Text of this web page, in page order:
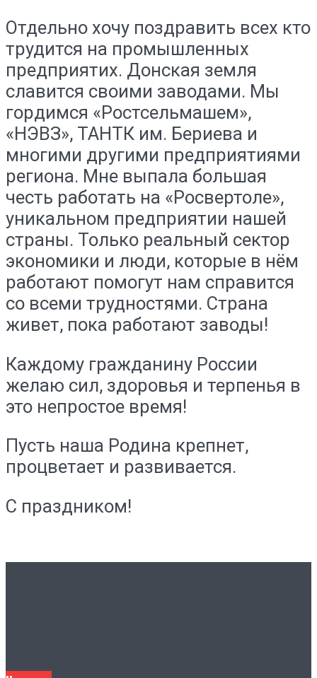
Отдельно хочу поздравить всех кто
трудится на промышленных
предприятих. Донская земля
славится своими заводами. Мы
гордимся «Ростсельмашем»,
«НЭВЗ», ТАНТК им. Бериева и
многими другими предприятиями
региона. Мне выпала большая
честь работать на «Росвертоле»,
уникальном предприятии нашей
страны. Только реальный сектор
экономики и люди, которые в нём
работают помогут нам справится
со всеми трудностями. Страна
живет, пока работают заводы!
Каждому гражданину России
желаю сил, здоровья и терпенья в
это непростое время!
Пусть наша Родина крепнет,
процветает и развивается.
С праздником!